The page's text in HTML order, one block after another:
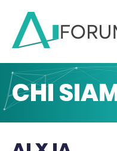
CHI